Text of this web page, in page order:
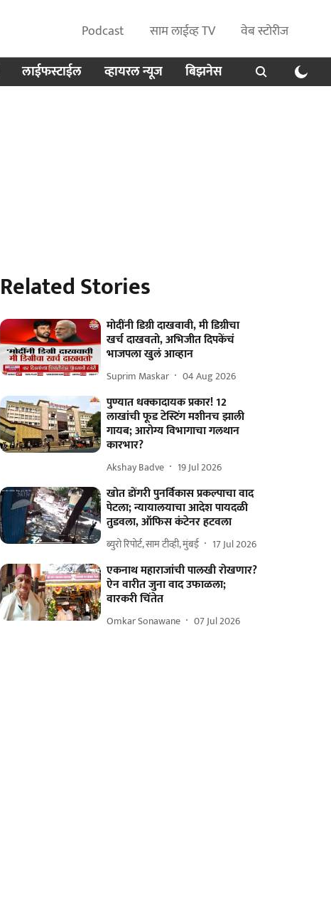
Podcast साम लाईव्ह TV
वेब स्टोरीज
लाईफस्टाईल व्हायरल न्यूज बिझनेस
Related Stories
मोदींनी डिग्री दाखवावी, मी डिग्रीचा
खर्च दाखवतो, अभिजीत दिपकेंचं
भाजपला खुलं आव्हान
Suprim Maskar 04 Aug 2026
पुण्यात धक्कादायक प्रकार! 12
लाखांची फूड टेस्टिंग मशीनच झाली
गायब; आरोग्य विभागाचा गलथान
कारभार?
Akshay Badve 19 Jul 2026
खोत डोंगरी पुनर्विकास प्रकल्पाचा वाद
पेटला; न्यायालयाचा आदेश पायदळी
तुडवला, ऑफिस कंटेनर हटवला
ब्युरो रिपोर्ट, साम टीव्ही, मुंबई 17 Jul 2026
एकनाथ महाराजांची पालखी रोखणार?
ऐन वारीत जुना वाद उफाळला;
वारकरी चिंतेत
Omkar Sonawane 07 Jul 2026